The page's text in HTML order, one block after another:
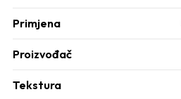
Primjena
Proizvođač
Tekstura